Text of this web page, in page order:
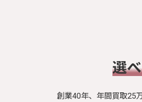
選
創業40年、年間買取25